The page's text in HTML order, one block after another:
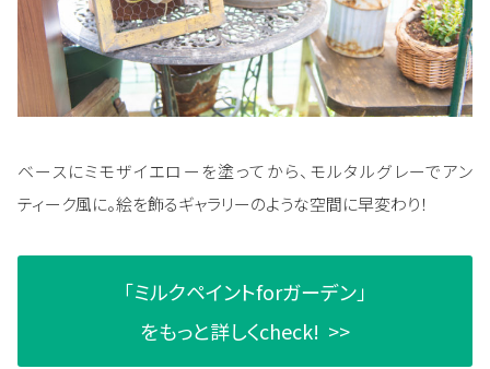
ベースにミモザイエローを塗ってから、モルタルグレーでアン
ティーク風に。絵を飾るギャラリーのような空間に早変わり！
「ミルクペイントforガーデン」
をもっと詳しくcheck! >>